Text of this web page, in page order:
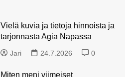
Vielä kuvia ja tietoja hinnoista ja
tarjonnasta Agia Napassa
Jari 24.7.2026 0
Miten meni viimeiset